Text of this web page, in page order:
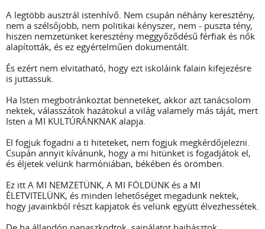
A legtöbb ausztrál istenhívő. Nem csupán néhány keresztény,
nem a szélsőjobb, nem politikai kényszer, nem - puszta tény,
hiszen nemzetünket keresztény meggyőződésű férfiak és nők
alapították, és ez egyértelműen dokumentált.
És ezért nem elvitatható, hogy ezt iskoláink falain kifejezésre
is juttassuk.
Ha Isten megbotránkoztat benneteket, akkor azt tanácsolom
nektek, válasszátok hazátokul a világ valamely más táját, mert
Isten a MI KULTÚRÁNKNAK alapja.
El fogjuk fogadni a ti hiteteket, nem fogjuk megkérdőjelezni.
Csupán annyit kívánunk, hogy a mi hitünket is fogadjátok el,
és éljetek velünk harmóniában, békében és örömben.
Ez itt A MI NEMZETÜNK, A MI FÖLDÜNK és a MI
ÉLETVITELÜNK, és minden lehetőséget megadunk nektek,
hogy javainkból részt kapjatok és velünk együtt élvezhessétek.